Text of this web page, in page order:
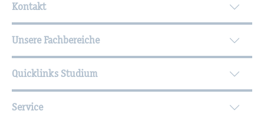
Kontakt
Unsere Fachbereiche
Quicklinks Studium
Service